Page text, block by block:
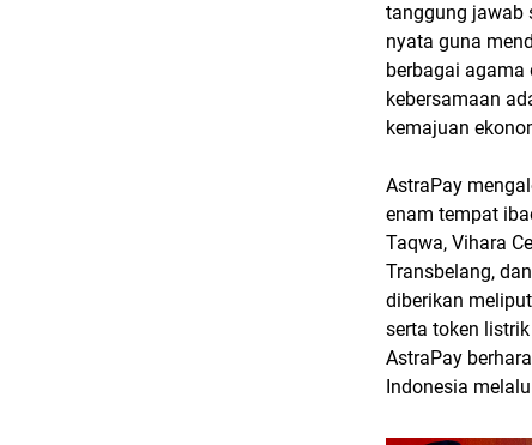
tanggung jawab
nyata guna
berbagai agama
kebersamaan
kemajuan
AstraPay
enam tempat
Taqwa, Vihara
Transbelang,
diberikan
serta token
AstraPay
Indonesia